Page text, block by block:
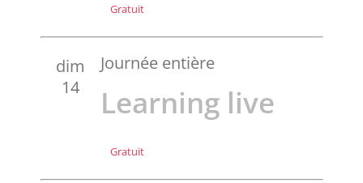
Gratuit
dim
14
Journée entière
Learning live
Gratuit